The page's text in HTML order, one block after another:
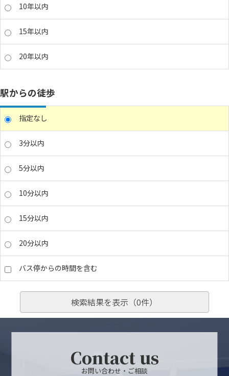
10年以内
15年以内
20年以内
駅からの徒歩
指定なし
3分以内
5分以内
10分以内
15分以内
20分以内
バス停からの時間を含む
検索結果を表示（0件）
Contact us
お問い合わせ・ご相談